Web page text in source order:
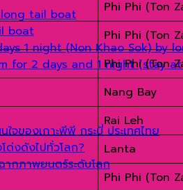
long tail boat
boat
1 night (Non Khao Sok) by
for 2 days and 1 night (stay
ใจของเกาะพีพี กระบี่ ประเทศไทย
ด่งดังไปทั่วโลก?
ากภาพยนตร์ระดับโลก
Phi Phi (Ton
Phi Phi (Ton
Phi Phi (Ton
Nang Bay
Rai Leh
Lanta
Phi Phi (Ton